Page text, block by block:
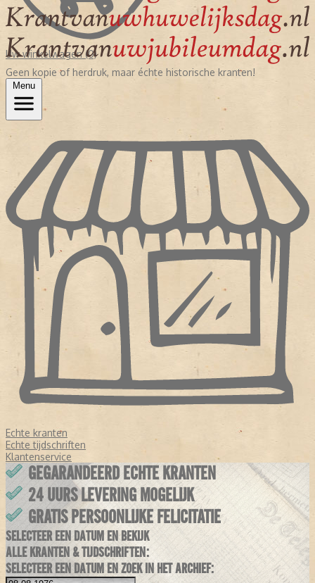
Uw winkelwagen (0)
Geen kopie of herdruk, maar échte historische kranten!
Menu
Echte kranten
Echte tijdschriften
Klantenservice
GEGARANDEERD ECHTE KRANTEN
24 UURS LEVERING MOGELIJK
GRATIS PERSOONLIJKE FELICITATIE
SELECTEER EEN DATUM EN BEKIJK
ALLE KRANTEN & TIJDSCHRIFTEN:
SELECTEER EEN DATUM EN ZOEK IN HET ARCHIEF: